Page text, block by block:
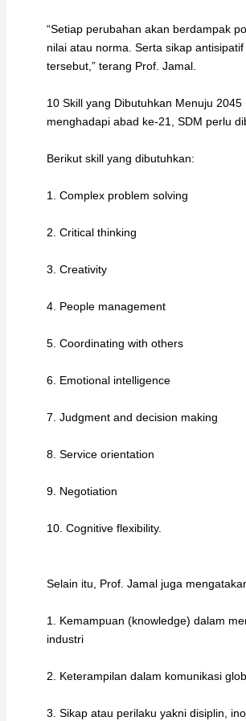
“Setiap perubahan akan berdampak
nilai atau norma. Serta sikap
tersebut,” terang Prof. Jamal.
10 Skill yang Dibutuhkan Menuju
menghadapi abad ke-21, SDM perlu
Berikut skill yang dibutuhkan:
1. Complex problem solving
2. Critical thinking
3. Creativity
4. People management
5. Coordinating with others
6. Emotional intelligence
7. Judgment and decision making
8. Service orientation
9. Negotiation
10. Cognitive flexibility.
Selain itu, Prof. Jamal juga
1. Kemampuan (knowledge) dalam
industri
2. Keterampilan dalam komunikasi
3. Sikap atau perilaku yakni disiplin,